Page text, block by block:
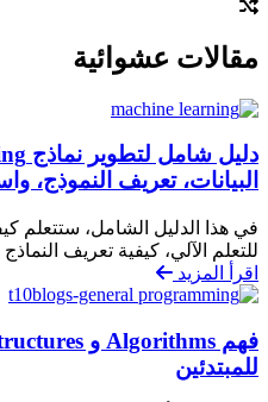
مقالات عشوائية
البيانات، تعريف النموذج،
في هذا الدليل الشامل، ستتعلم
للتعلم الآلي، كيفية تعريف
اقرأ المزيد
للمبتدئين